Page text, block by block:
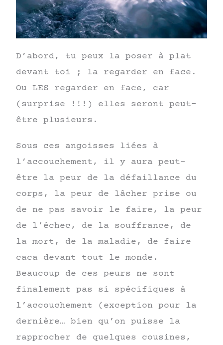
D’abord, tu peux la poser à plat
devant toi ; la regarder en face.
Ou LES regarder en face, car
(surprise !!!) elles seront peut-
être plusieurs.
Sous ces angoisses liées à
l’accouchement, il y aura peut-
être la peur de la défaillance du
corps, la peur de lâcher prise ou
de ne pas savoir le faire, la peur
de l’échec, de la souffrance, de
la mort, de la maladie, de faire
caca devant tout le monde.
Beaucoup de ces peurs ne sont
finalement pas si spécifiques à
l’accouchement (exception pour la
dernière… bien qu’on puisse la
rapprocher de quelques cousines,